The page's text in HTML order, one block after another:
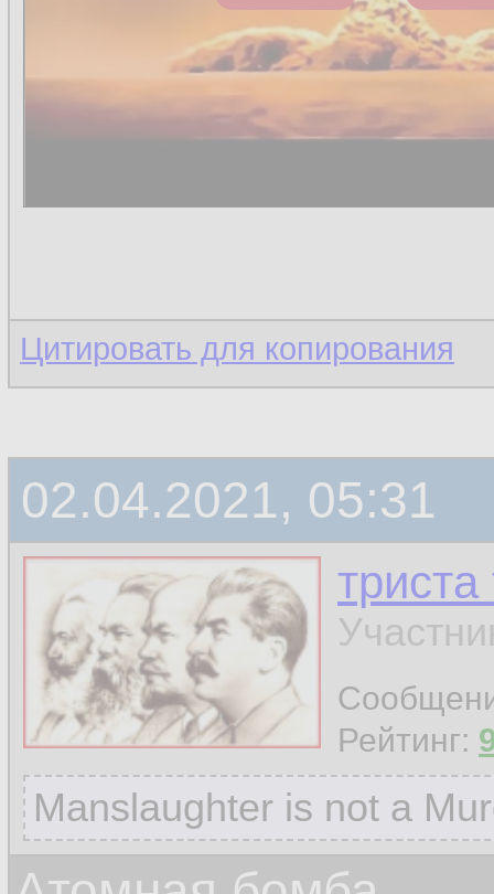
Цитировать для копирования
02.04.2021, 05:31
Рейтинг:
Manslaughter is not a